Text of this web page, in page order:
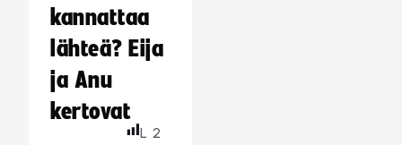
kannattaa
lähteä? Eija
ja Anu
kertovat
L 2